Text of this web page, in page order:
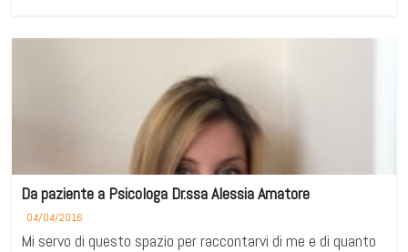
Da paziente a Psicologa Dr.ssa Alessia Amatore
04/04/2016
Mi servo di questo spazio per raccontarvi di me e di quanto